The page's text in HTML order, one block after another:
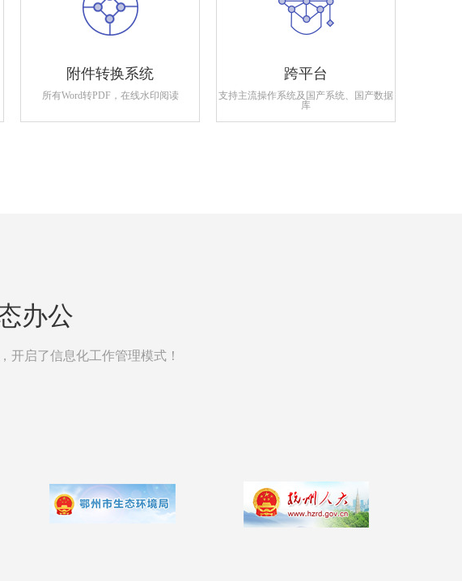
附件转换系统
所有Word转PDF，在线水印阅读
跨平台
支持主流操作系统及国产系统、国产数据
库
办公
开启了信息化工作管理模式！